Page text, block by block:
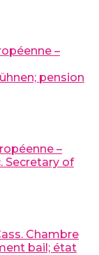
–
pension
–
Secretary of
Chambre
bail; état